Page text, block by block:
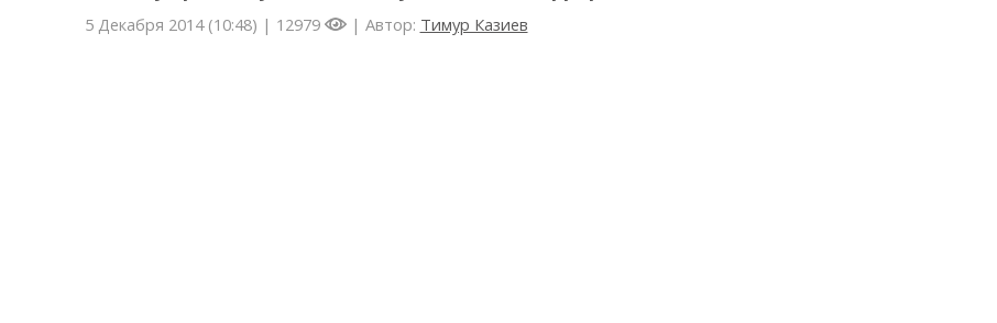
5 Декабря 2014 (10:48) | 12979 | Автор: Тимур Казиев